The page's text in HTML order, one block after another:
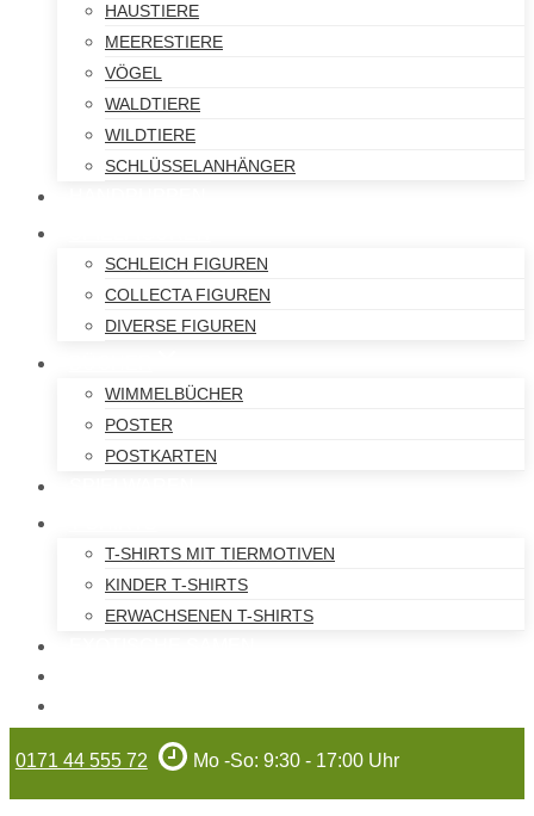
HAUSTIERE
MEERESTIERE
VÖGEL
WALDTIERE
WILDTIERE
SCHLÜSSELANHÄNGER
SCHLEICH FIGUREN
COLLECTA FIGUREN
DIVERSE FIGUREN
WIMMELBÜCHER
POSTER
POSTKARTEN
T-SHIRTS MIT TIERMOTIVEN
KINDER T-SHIRTS
ERWACHSENEN T-SHIRTS
0171 44 555 72 Mo -So: 9:30 - 17:00 Uhr